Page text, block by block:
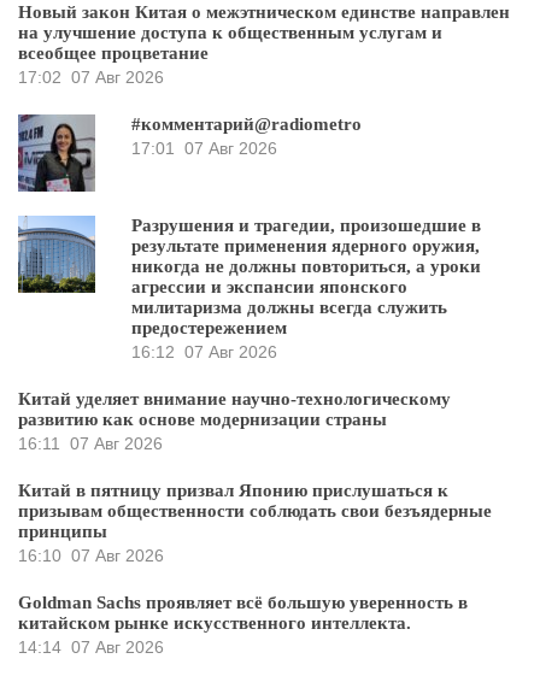
Новый закон Китая о межэтническом единстве направлен
на улучшение доступа к общественным услугам и
всеобщее процветание
17:02 07 Авг 2026
#комментарий@radiometro
17:01
07 Авг 2026
Разрушения и трагедии, произошедшие в
результате применения ядерного оружия,
никогда не должны повториться, а уроки
агрессии и экспансии японского
милитаризма должны всегда служить
предостережением
16:12 07 Авг 2026
Китай уделяет внимание научно-технологическому
развитию как основе модернизации страны
16:11
07 Авг 2026
Китай в пятницу призвал Японию прислушаться к
призывам общественности соблюдать свои безъядерные
принципы
16:10 07 Авг 2026
Goldman Sachs проявляет всё большую уверенность в
китайском рынке искусственного интеллекта.
14:14 07 Авг 2026